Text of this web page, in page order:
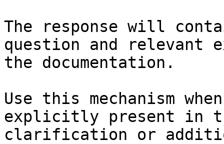
The response will
question and relevant
the documentation.
Use this mechanism
explicitly present in
clarification or